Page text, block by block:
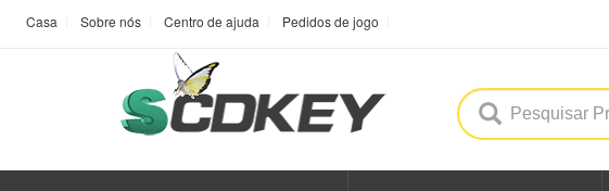
Casa Sobre nós Centro de ajuda Pedidos de jogo